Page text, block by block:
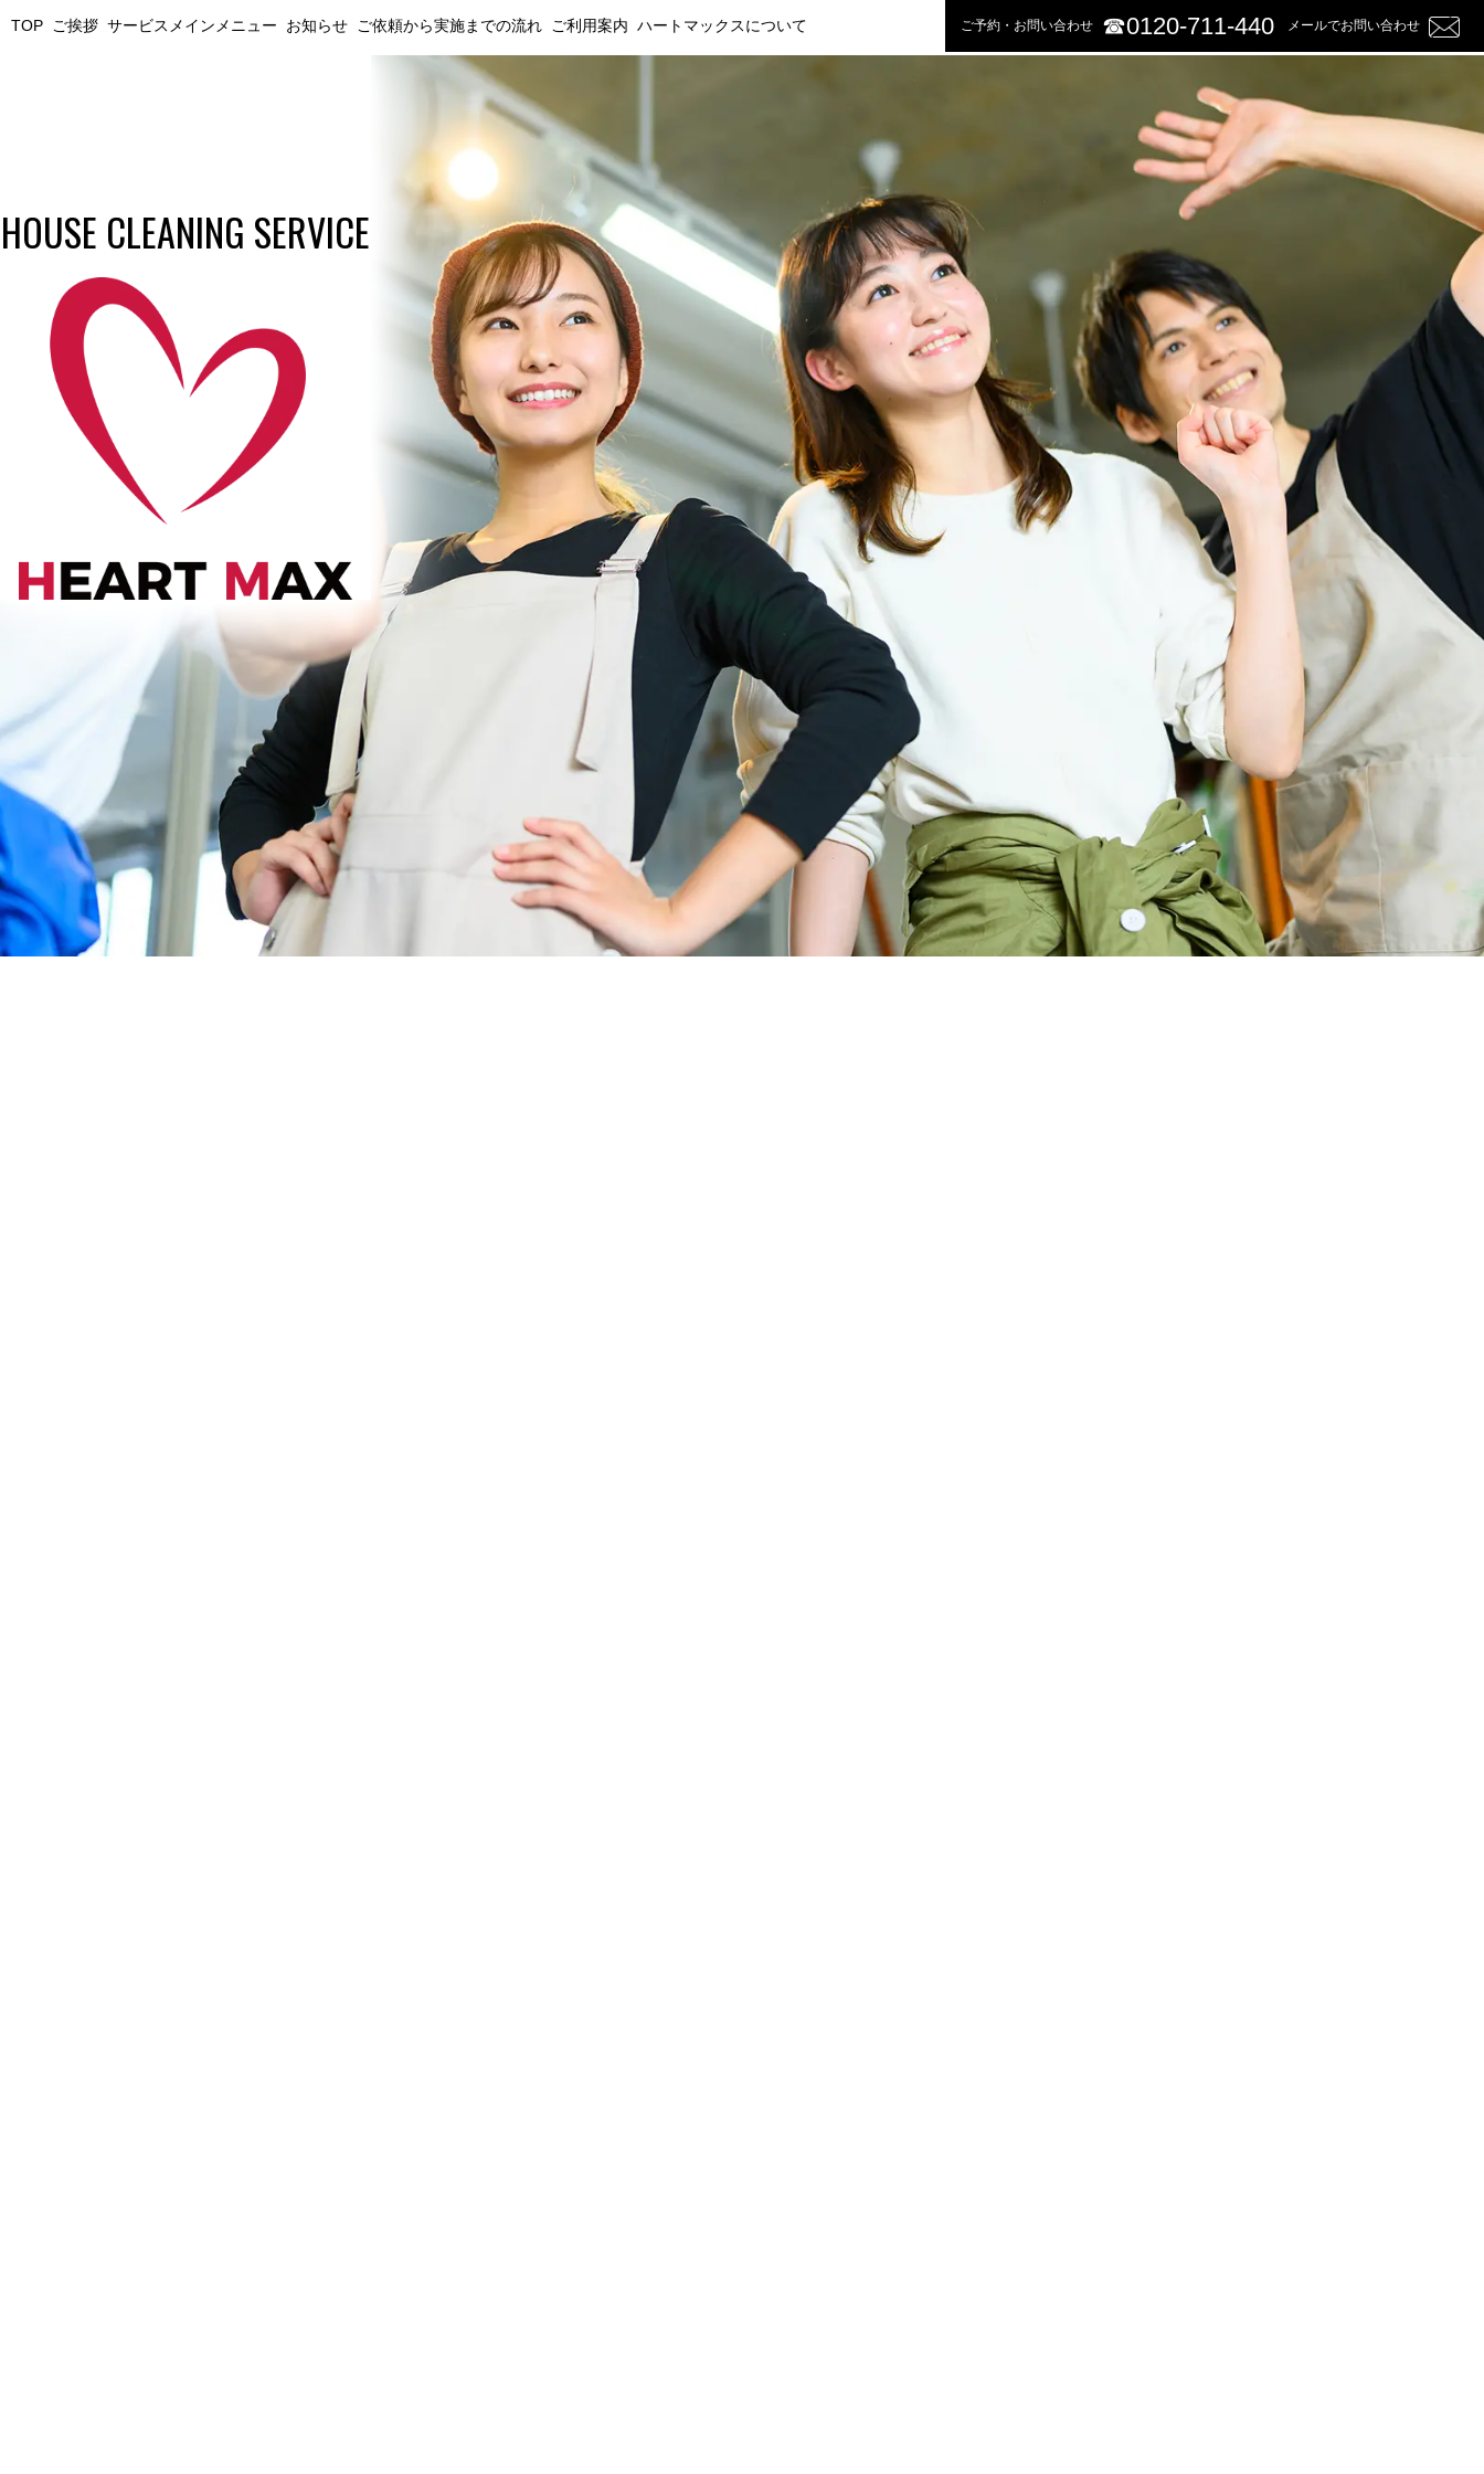
TOP ご挨拶 サービスメインメニュー お知らせ ご依頼から実施までの流れ ご利用案内 ハートマックスについて ご予約・お問い合わせ ☎︎0120-711-440 メールでお問い合わせ
HOUSE CLEANING SERVICE